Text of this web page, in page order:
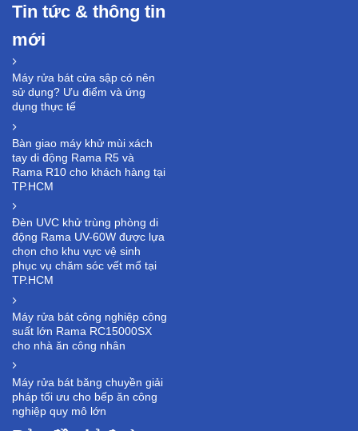
Tin tức & thông tin
mới
Máy rửa bát cửa sập có nên
sử dụng? Ưu điểm và ứng
dụng thực tế
Bàn giao máy khử mùi xách
tay di động Rama R5 và
Rama R10 cho khách hàng tại
TP.HCM
Đèn UVC khử trùng phòng di
động Rama UV-60W được lựa
chọn cho khu vực vệ sinh
phục vụ chăm sóc vết mổ tại
TP.HCM
Máy rửa bát công nghiệp công
suất lớn Rama RC15000SX
cho nhà ăn công nhân
Máy rửa bát băng chuyền giải
pháp tối ưu cho bếp ăn công
nghiệp quy mô lớn